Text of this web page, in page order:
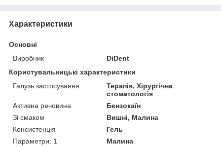
Характеристики
Основні
Виробник
DiDent
Користувальницькі характеристики
Галузь застосування
Терапія, Хірургічна
стоматологія
Активна речовина
Бензокаїн
Зі смаком
Вишні, Малина
Консистенція
Гель
Параметри: 1
Малина